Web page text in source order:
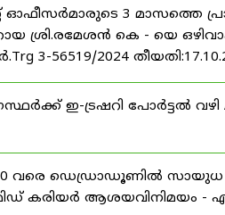
ഓഫീസർമാരുടെ 3 മാസത്തെ
ശ്രി.രമേശൻ കെ - യെ
3-56519/2024
ഇ-ട്രഷറി പോർട്ടൽ
വരെ ഡെഡ്രാഡൂണിൽ
കരിയർ ആശയവിനിമയം